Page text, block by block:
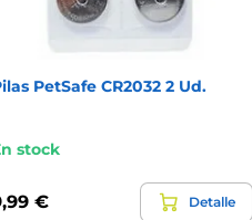
PetSafe CR2032 2 Ud.
stock
€ Detalle